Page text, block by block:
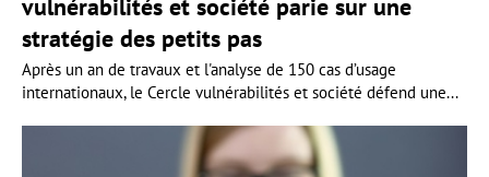
vulnérabilités et société parie sur une
stratégie des petits pas
Après un an de travaux et l'analyse de 150 cas d’usage
internationaux, le Cercle vulnérabilités et société défend une...